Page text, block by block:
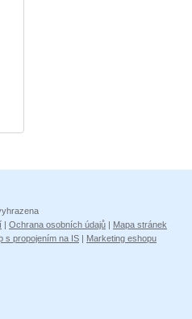
| Ochrana osobních údajů | Mapa stránek
s propojením na IS | Marketing eshopu